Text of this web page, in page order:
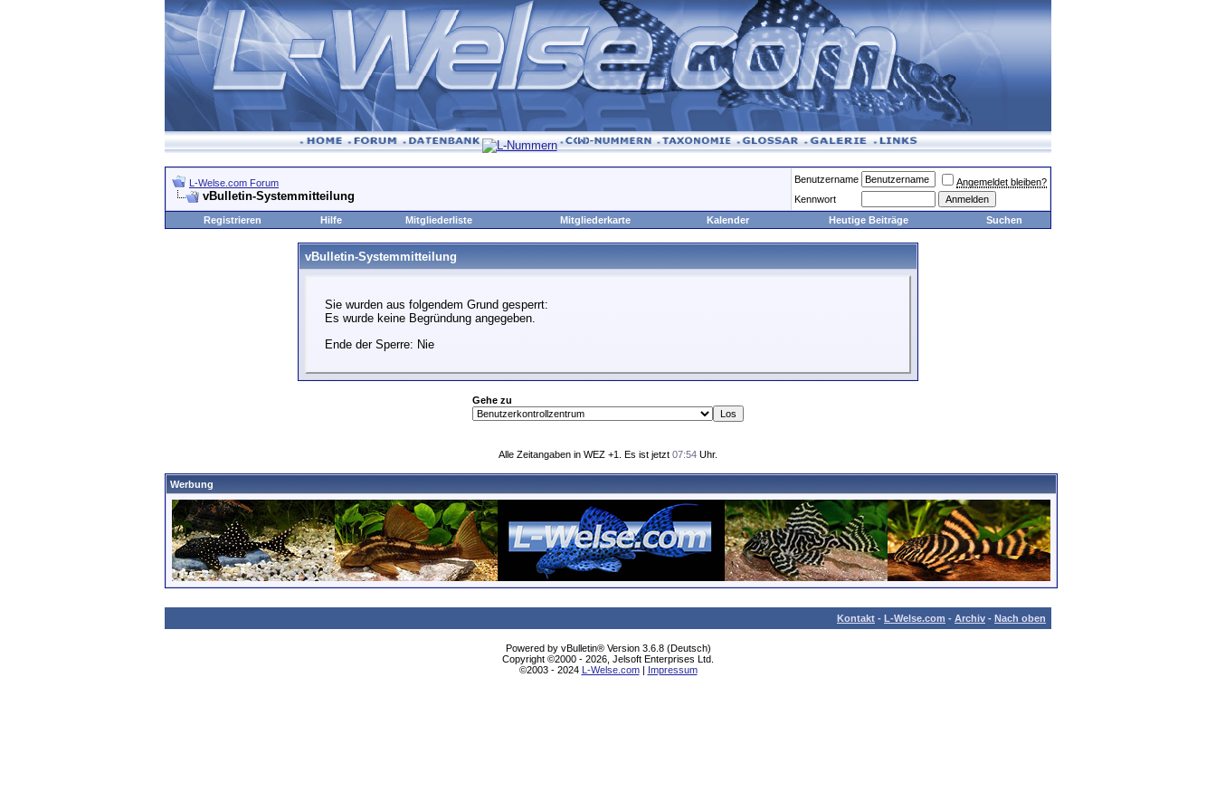
L-Welse.com Forum
vBulletin-Systemmitteilung
Benutzername
Angemeldet bleiben?
Kennwort
Registrieren
Hilfe Mitgliederliste Mitgliederkarte Kalender Heutige Beiträge Suchen
vBulletin-Systemmitteilung
Sie wurden aus folgendem Grund gesperrt:
Es wurde keine Begründung angegeben.
Ende der Sperre: Nie
Gehe zu
Alle Zeitangaben in WEZ +1. Es ist jetzt 07:54 Uhr.
Werbung
Kontakt - L-Welse.com - Archiv - Nach oben
Powered by vBulletin® Version 3.6.8 (Deutsch)
Copyright ©2000 - 2026, Jelsoft Enterprises Ltd.
©2003 - 2024 L-Welse.com| Impressum